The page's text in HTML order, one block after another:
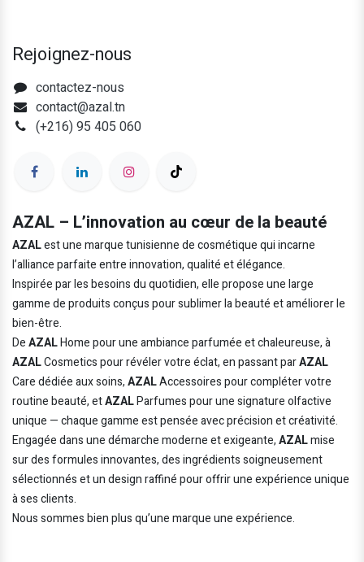
Rejoignez-nous
contactez-nous
contact@azal.tn
(+216) 95 405 060
AZAL – L’innovation au cœur de la beauté
AZALest une marque tunisienne de cosmétique qui incarne
l’alliance parfaite entre innovation, qualité et élégance.
Inspirée par les besoins du quotidien, elle propose une large
gamme de produits conçus pour sublimer la beauté et améliorer le
bien-être.
DeAZALHome pour une ambiance parfumée et chaleureuse, à
AZALCosmetics pour révéler votre éclat, en passant parAZAL
Care dédiée aux soins,AZALAccessoires pour compléter votre
routine beauté, etAZALParfumes pour une signature olfactive
unique — chaque gamme est pensée avec précision et créativité.
Engagée dans une démarche moderne et exigeante,AZALmise
sur des formules innovantes, des ingrédients soigneusement
sélectionnés et un design raffiné pour offrir une expérience unique
à ses clients.
Nous sommes bien plus qu’une marque une expérience.